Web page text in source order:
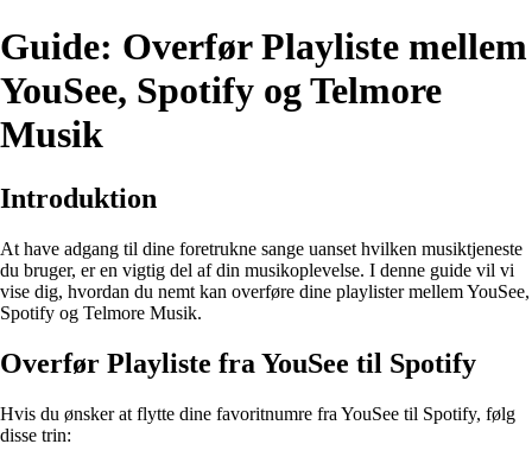
Guide: Overfør Playliste mellem
YouSee, Spotify og Telmore
Musik
Introduktion
At have adgang til dine foretrukne sange uanset hvilken musiktjeneste
du bruger, er en vigtig del af din musikoplevelse. I denne guide vil vi
vise dig, hvordan du nemt kan overføre dine playlister mellem YouSee,
Spotify og Telmore Musik.
Overfør Playliste fra YouSee til Spotify
Hvis du ønsker at flytte dine favoritnumre fra YouSee til Spotify, følg
disse trin: